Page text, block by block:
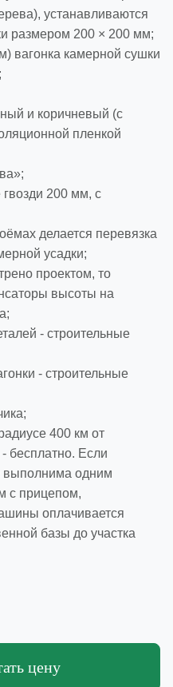
устанавливаются
размером 200 × 200 мм;
вагонка камерной сушки
и коричневый (с
пленкой
200 мм, с
делается перевязка
усадки;
проектом, то
высоты на
- строительные
- строительные
400 км от
бесплатно. Если
выполнима одним
с прицепом,
оплачивается
базы до участка
цену